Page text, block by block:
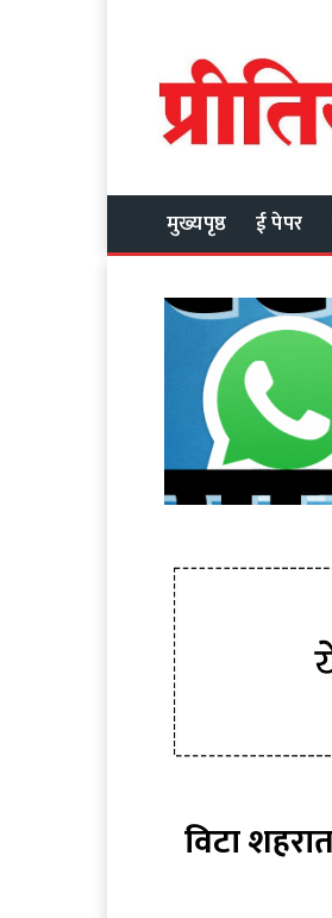
मुख्यपृष्ठ ई पेपर
विटा